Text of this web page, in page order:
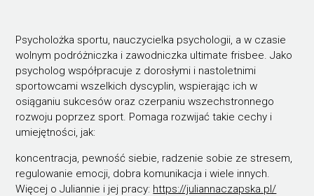
Psycholożka sportu, nauczycielka psychologii, a w czasie
wolnym podróżniczka i zawodniczka ultimate frisbee. Jako
psycholog współpracuje z dorosłymi i nastoletnimi
sportowcami wszelkich dyscyplin, wspierając ich w
osiąganiu sukcesów oraz czerpaniu wszechstronnego
rozwoju poprzez sport. Pomaga rozwijać takie cechy i
umiejętności, jak:
koncentracja, pewność siebie, radzenie sobie ze stresem,
regulowanie emocji, dobra komunikacja i wiele innych.
Więcej o Juliannie i jej pracy: https://juliannaczapska.pl/